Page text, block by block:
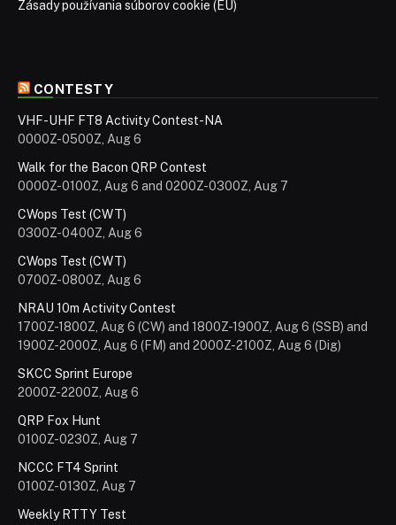
Zásady používania súborov cookie (EÚ)
CONTESTY
VHF-UHF FT8 Activity Contest-NA
0000Z-0500Z, Aug 6
Walk for the Bacon QRP Contest
0000Z-0100Z, Aug 6 and 0200Z-0300Z, Aug 7
CWops Test (CWT)
0300Z-0400Z, Aug 6
CWops Test (CWT)
0700Z-0800Z, Aug 6
NRAU 10m Activity Contest
1700Z-1800Z, Aug 6 (CW) and 1800Z-1900Z, Aug 6 (SSB) and
1900Z-2000Z, Aug 6 (FM) and 2000Z-2100Z, Aug 6 (Dig)
SKCC Sprint Europe
2000Z-2200Z, Aug 6
QRP Fox Hunt
0100Z-0230Z, Aug 7
NCCC FT4 Sprint
0100Z-0130Z, Aug 7
Weekly RTTY Test